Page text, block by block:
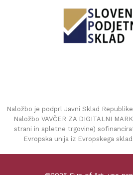
Naložbo je podprl Javni Sklad
Naložbo VAVČER ZA DIGITALNI
strani in spletne trgovine)
Evropska unija iz Evropskega